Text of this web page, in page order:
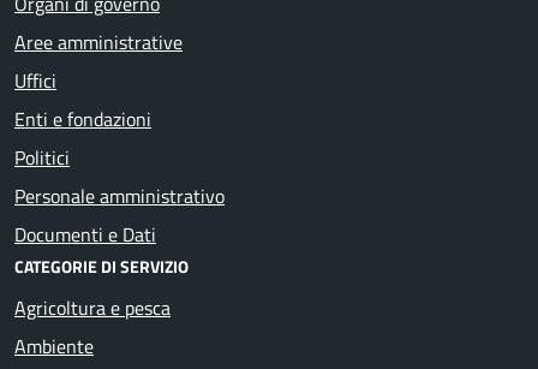
Aree amministrative
Uffici
Enti e fondazioni
Politici
Personale amministrativo
Documenti e Dati
CATEGORIE DI SERVIZIO
Agricoltura e pesca
Ambiente